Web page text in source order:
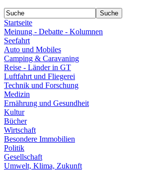
Startseite
Meinung - Debatte - Kolumnen
Seefahrt
Auto und Mobiles
Camping & Caravaning
Reise - Länder in GT
Luftfahrt und Fliegerei
Technik und Forschung
Medizin
Ernährung und Gesundheit
Kultur
Bücher
Wirtschaft
Besondere Immobilien
Politik
Gesellschaft
Umwelt, Klima, Zukunft